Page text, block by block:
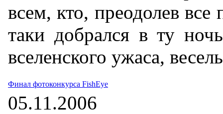
всем, кто, преодолев
таки добрался в ту
вселенского ужаса,
Финал фотоконкурса FishEye
05.11.2006